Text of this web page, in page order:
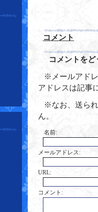
コメント
コメントをど
※メールアド
アドレスは記事
※なお、送ら
ん。
名前:
メールアドレス:
URL:
コメント: